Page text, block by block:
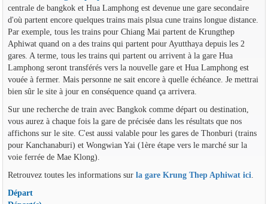
centrale de bangkok et Hua Lamphong est devenue une gare secondaire
d'où partent encore quelques trains mais plsua cune trains longue distance.
Par exemple, tous les trains pour Chiang Mai partent de Krungthep
Aphiwat quand on a des trains qui partent pour Ayutthaya depuis les 2
gares. A terme, tous les trains qui partent ou arrivent à la gare Hua
Lamphong seront transférés vers la nouvelle gare et Hua Lamphong est
vouée à fermer. Mais personne ne sait encore à quelle échéance. Je mettrai
bien sûr le site à jour en conséquence quand ça arrivera.
Sur une recherche de train avec Bangkok comme départ ou destination,
vous aurez à chaque fois la gare de précisée dans les résultats que nos
affichons sur le site. C'est aussi valable pour les gares de Thonburi (trains
pour Kanchanaburi) et Wongwian Yai (1ère étape vers le marché sur la
voie ferrée de Mae Klong).
Retrouvez toutes les informations sur la gare Krung Thep Aphiwat ici.
Départ